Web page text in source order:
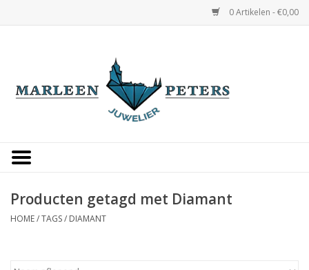
0 Artikelen - €0,00
Occasions
Producten getagd met Diamant
HOME/TAGS/ DIAMANT